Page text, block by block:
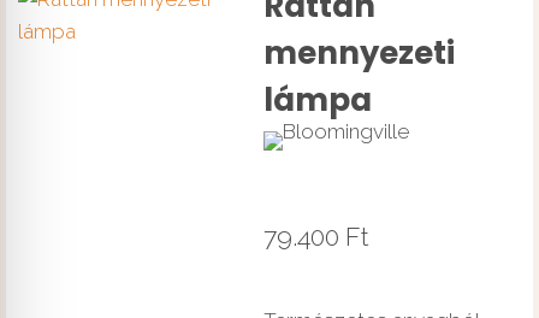
mennyezeti
lámpa
79.400 Ft